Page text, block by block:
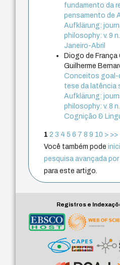
fundamento da
pensamento de
Aufklärung:
philosophy: v. 9
Janeiro-Abril
Diogo de França
Guilherme
Conceitos goal-
tese da latência
Aufklärung:
philosophy: v. 8
Cognição &
1 2 3 4 5 6 7 8 9 10 > >>
Você também pode
pesquisa avançada por
para este artigo.
Registros e